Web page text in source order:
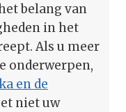
belang van
in het
Als u meer
onderwerpen,
en de
niet uw